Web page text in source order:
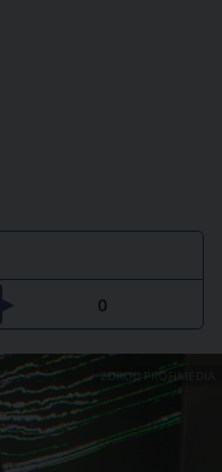
0
ZDROJ: PROFIMEDIA